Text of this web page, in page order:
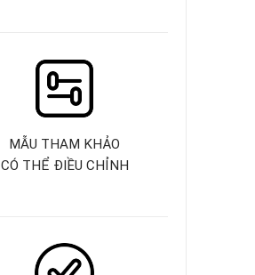
MẪU THAM KHẢO
CÓ THỂ ĐIỀU CHỈNH